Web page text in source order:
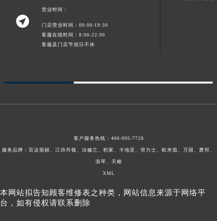

营业时间：
门店营业时间：09:00-19:30
客服在线时间：8:00-22:00
客服及门店节假日不休
客户服务热线： 400-995-7728
服务品牌：百达翡丽、江诗丹顿、法穆兰、积家、卡地亚、劳力士、欧米茄、万国、萧邦、
浪琴、天梭
XML
本网站拟告知顾客维修表之种类，网站信息来源于网络平
台，如有侵权请联系删除